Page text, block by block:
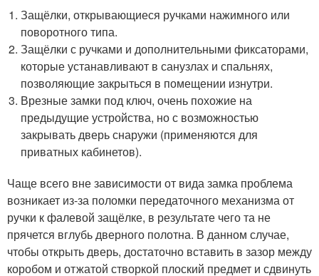
Защёлки, открывающиеся ручками нажимного или
поворотного типа.
Защёлки с ручками и дополнительными фиксаторами,
которые устанавливают в санузлах и спальнях,
позволяющие закрыться в помещении изнутри.
Врезные замки под ключ, очень похожие на
предыдущие устройства, но с возможностью
закрывать дверь снаружи (применяются для
приватных кабинетов).
Чаще всего вне зависимости от вида замка проблема
возникает из-за поломки передаточного механизма от
ручки к фалевой защёлке, в результате чего та не
прячется вглубь дверного полотна. В данном случае,
чтобы открыть дверь, достаточно вставить в зазор между
коробом и отжатой створкой плоский предмет и сдвинуть